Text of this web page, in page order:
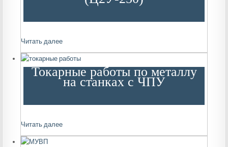
Читать далее
Токарные работы по металлу
на станках с ЧПУ
Читать далее